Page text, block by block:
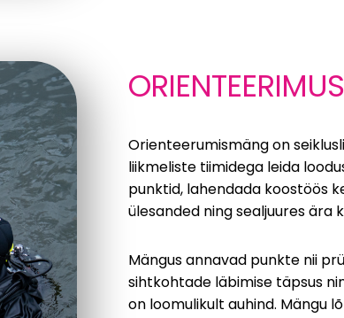
Orienteerumismäng on
liikmeliste tiimidega leida
punktid, lahendada koostöös
ülesanded ning sealjuures ära
Mängus annavad punkte nii
sihtkohtade läbimise täpsus
on loomulikult auhind. Mängu